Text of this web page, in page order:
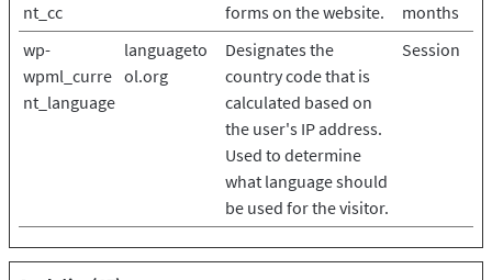
nt_cc
forms on the website.
months
wp-
wpml_curre
nt_language
languageto
ol.org
Designates the
country code that is
calculated based on
the user's IP address.
Used to determine
what language should
be used for the visitor.
Session